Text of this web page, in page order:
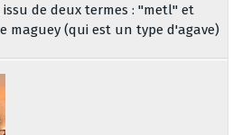
de deux termes : "metl" et
maguey (qui est un type d'agave)